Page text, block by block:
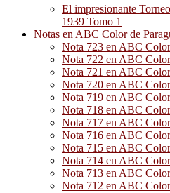
El impresionante
1939 Tomo 1
Notas en ABC Color de
Nota 723 en ABC
Nota 722 en ABC
Nota 721 en ABC
Nota 720 en ABC
Nota 719 en ABC
Nota 718 en ABC
Nota 717 en ABC
Nota 716 en ABC
Nota 715 en ABC
Nota 714 en ABC
Nota 713 en ABC
Nota 712 en ABC